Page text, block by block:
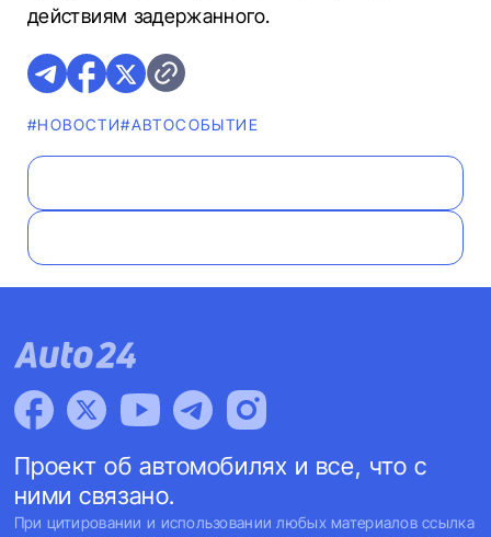
действиям задержанного.
#НОВОСТИ#АВТОСОБЫТИЕ
Проект об автомобилях и все, что с
ними связано.
При цитировании и использовании любых материалов ссылка